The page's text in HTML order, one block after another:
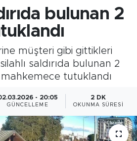
bulunan 2
müşteri gibi gittikleri
saldırıda bulunan 2
mahkemece tutuklandı
- 20:05
GÜNCELLEME
2 DK
OKUNMA SÜRESI